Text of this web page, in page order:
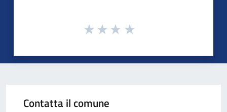
Contatta il comune